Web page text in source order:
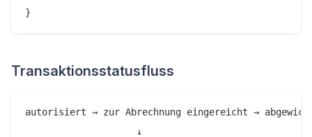
Transaktionsstatusfluss
autorisiert → zur Abrechnung eingereicht →
                    ↓